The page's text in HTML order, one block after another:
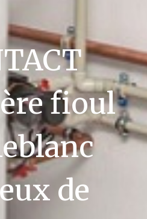
fioul
de